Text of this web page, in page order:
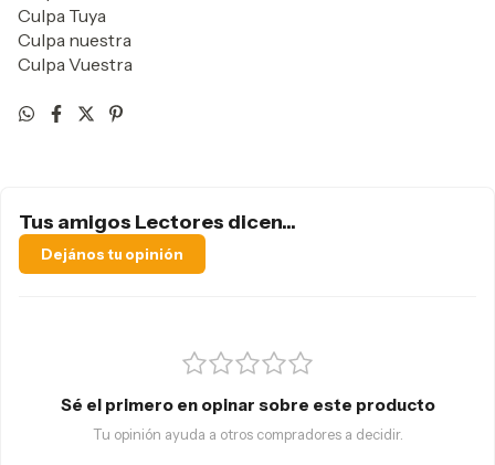
Culpa Tuya
Culpa nuestra
Culpa Vuestra
Tus amigos Lectores dicen...
Dejános tu opinión
Sé el primero en opinar sobre este producto
Tu opinión ayuda a otros compradores a decidir.